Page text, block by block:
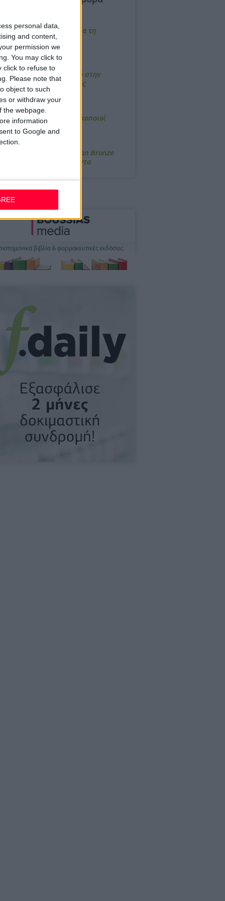
personal data,
and content,
permission we
You may click to
click to refuse to
Please note that
object to such
or withdraw your
the webpage.
information
to Google and
σε φαρμακείο για τη
μουσικής;
2026, 17:25
Αποτελεσματικό στην
από τις εμβοές
3/2026, 16:05
θρανία ξανά οι φαρμακοποιοί
2026, 16:05
Η συλλογή Aegean Bronze
δύο νέα προϊόντα